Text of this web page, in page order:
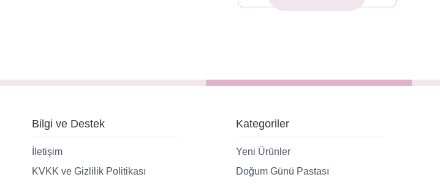
Bilgi ve Destek
İletişim
KVKK ve Gizlilik Politikası
Kategoriler
Yeni Ürünler
Doğum Günü Pastası